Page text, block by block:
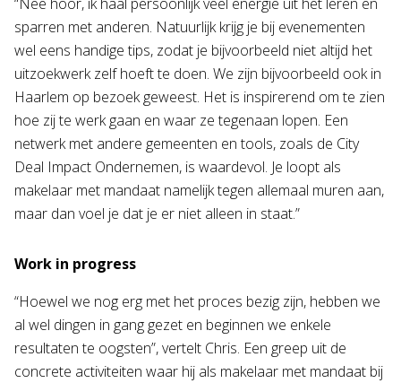
sparren met anderen. Natuurlijk krijg je bij evenementen
wel eens handige tips, zodat je bijvoorbeeld niet altijd het
uitzoekwerk zelf hoeft te doen. We zijn bijvoorbeeld ook in
Haarlem op bezoek geweest. Het is inspirerend om te zien
hoe zij te werk gaan en waar ze tegenaan lopen. Een
netwerk met andere gemeenten en tools, zoals de City
Deal Impact Ondernemen, is waardevol. Je loopt als
makelaar met mandaat namelijk tegen allemaal muren aan,
maar dan voel je dat je er niet alleen in staat.”
Work in progress
“Hoewel we nog erg met het proces bezig zijn, hebben we
al wel dingen in gang gezet en beginnen we enkele
resultaten te oogsten”, vertelt Chris. Een greep uit de
concrete activiteiten waar hij als makelaar met mandaat bij